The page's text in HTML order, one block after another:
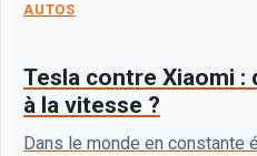
AUTOS
Tesla contre Xiaomi :
à la vitesse ?
Dans le monde en constante